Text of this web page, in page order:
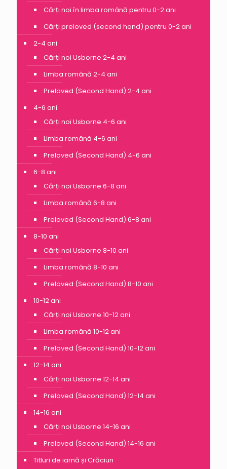
Cărți noi în limba română pentru 0-2 ani
Cărți preloved (second hand) pentru 0-2 ani
2-4 ani
Cărți noi Usborne 2-4 ani
Limba română 2-4 ani
Preloved (Second Hand) 2-4 ani
4-6 ani
Cărți noi Usborne 4-6 ani
Limba română 4-6 ani
Preloved (Second Hand) 4-6 ani
6-8 ani
Cărți noi Usborne 6-8 ani
Limba română 6-8 ani
Preloved (Second Hand) 6-8 ani
8-10 ani
Cărți noi Usborne 8-10 ani
Limba română 8-10 ani
Preloved (Second Hand) 8-10 ani
10-12 ani
Cărți noi Usborne 10-12 ani
Limba română 10-12 ani
Preloved (Second Hand) 10-12 ani
12-14 ani
Cărți noi Usborne 12-14 ani
Preloved (Second Hand) 12-14 ani
14-16 ani
Cărți noi Usborne 14-16 ani
Preloved (Second Hand) 14-16 ani
Titluri de iarnă și Crăciun